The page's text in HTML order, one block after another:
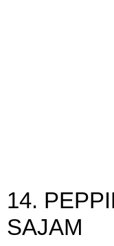
14.
SAJAM